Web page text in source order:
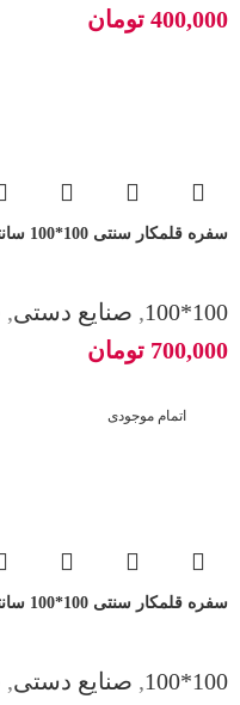
400,000 تومان
سفره قلمکار سنتی 100*100 سانتی متر مدل صادراتی کد 010
100*100
, صنایع دستی,
700,000 تومان
اتمام موجودی
سفره قلمکار سنتی 100*100 سانتی متر مدل صادراتی کد 008
100*100
, صنایع دستی,